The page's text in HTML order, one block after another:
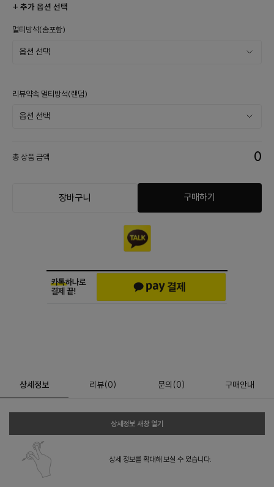
+ 추가 옵션 선택
멀티방석(솜포함)
리뷰약속 멀티방석(랜덤)
총 상품 금액 0
장바구니 구매하기
상세정보 리뷰(0) 문의 (0) 구매안내
상세정보 새창 열기
상세 정보를 확대해 보실 수 있습니다.